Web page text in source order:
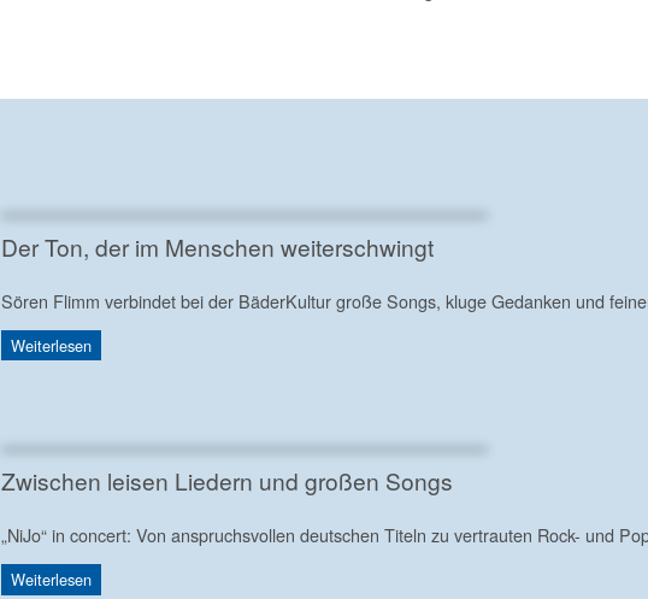
Der Ton, der im Menschen weiterschwingt
Sören Flimm verbindet bei der BäderKultur große Songs, kluge Gedanken und
Weiterlesen
Zwischen leisen Liedern und großen Songs
„NiJo“ in concert: Von anspruchsvollen deutschen Titeln zu vertrauten Rock- und
Weiterlesen